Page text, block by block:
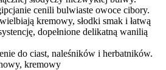
cenili bulwiaste owoce cibory.
kremowy, słodki smak i łatwą
dopełnione delikatną wanilią
do ciast, naleśników i herbatników.
kremowy